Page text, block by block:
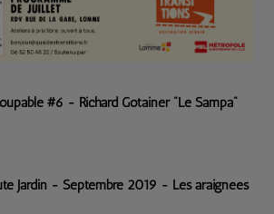
#6 - Richard Gotainer "Le Sampa"
Jardin - Septembre 2019 - Les araignées